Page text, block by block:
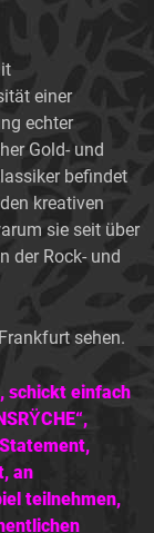
einer
echter
Gold- und
befindet
kreativen
sie seit über
der Rock- und
sehen.
schickt einfach
an
teilnehmen,